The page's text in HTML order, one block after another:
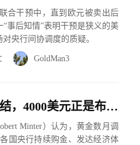
合干预中，直到欧元被卖出后
事后知情”表明干预是狭义的美
央行间协调度的质疑。
GoldMan3
策略师：黄金结构性牛市未终结，4000美元正是布局良机，不必理会美联储鹰派表态
Minter）认为，黄金数月调
国央行持续购金、发达经济体